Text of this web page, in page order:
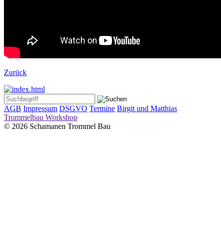
Zurück
AGB Impressum DSGVO Termine Birgit und Matthias
Trommelbau Workshop
© 2026 Schamanen Trommel Bau